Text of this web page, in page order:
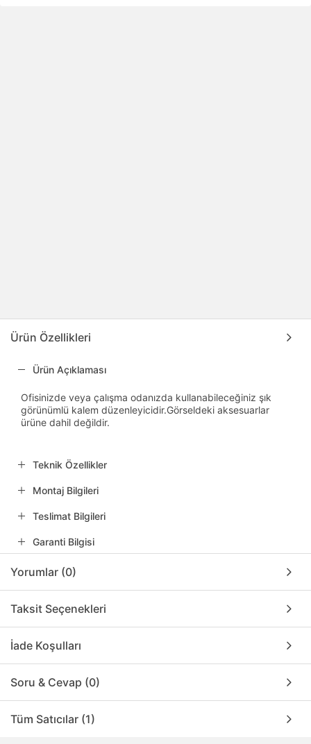
Ürün Özellikleri
Ürün Açıklaması
Ofisinizde veya çalışma odanızda kullanabileceğiniz şık
görünümlü kalem düzenleyicidir.Görseldeki aksesuarlar
ürüne dahil değildir.
Teknik Özellikler
Montaj Bilgileri
Teslimat Bilgileri
Garanti Bilgisi
Yorumlar (0)
Taksit Seçenekleri
İade Koşulları
Soru & Cevap (0)
Tüm Satıcılar (1)